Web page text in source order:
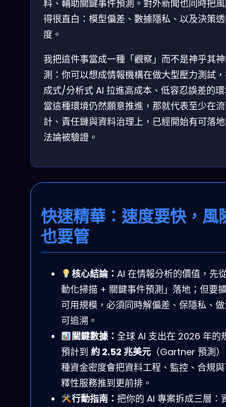
料、輔助關鍵事件預測。對外新聞也同時把
得很直白：模型偏差、數據隱私、以及決策
度。
我把這件事當成一種「觀察」而不是神乎其
測：你可以想成情報機構在做大型壓力測試
成式/分析式 AI 拉進高成本、低容忍誤差的
當這種環境仍然願意推進，那就代表至少在
計、責任鏈與資料治理上，已經開始有可落
法論被驗證。
快速精華：速度要快，風
也要管
核心結論： AI 在情報分析的價值，先
動化掃描 + 關鍵事件預測」落地；但要
可用規模，必須同時解偏差、保隱私、
可追溯。
關鍵數據： 全球 AI 支出在 2026 年的
預計到 約 2.52 兆美元 （Gartner 預測
種資金密度會把資料工程、監控、合規
釋性服務推到更前排。
行動指南： 把你的 AI 專案拆成三層：